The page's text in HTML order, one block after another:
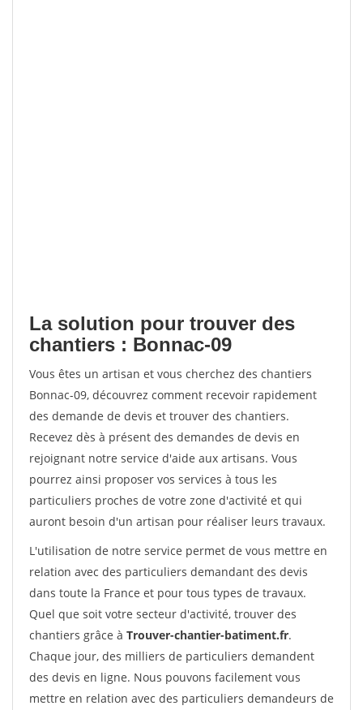
La solution pour trouver des
chantiers : Bonnac-09
Vous êtes un artisan et vous cherchez des chantiers
Bonnac-09, découvrez comment recevoir rapidement
des demande de devis et trouver des chantiers.
Recevez dès à présent des demandes de devis en
rejoignant notre service d'aide aux artisans. Vous
pourrez ainsi proposer vos services à tous les
particuliers proches de votre zone d'activité et qui
auront besoin d'un artisan pour réaliser leurs travaux.
L'utilisation de notre service permet de vous mettre en
relation avec des particuliers demandant des devis
dans toute la France et pour tous types de travaux.
Quel que soit votre secteur d'activité, trouver des
chantiers grâce à Trouver-chantier-batiment.fr.
Chaque jour, des milliers de particuliers demandent
des devis en ligne. Nous pouvons facilement vous
mettre en relation avec des particuliers demandeurs de